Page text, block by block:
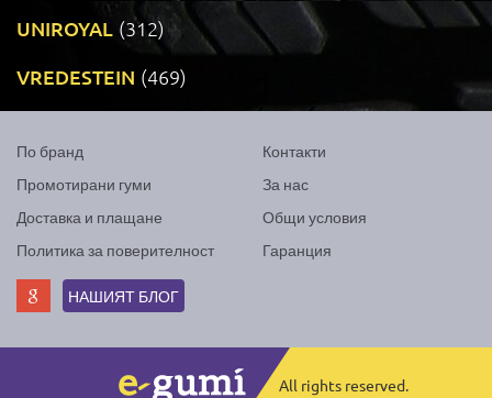
UNIROYAL (312)
VREDESTEIN (469)
По бранд
Промотирани гуми
Доставка и плащане
Политика за поверителност
Контакти
За нас
Общи условия
Гаранция
НАШИЯТ БЛОГ
All rights reserved.